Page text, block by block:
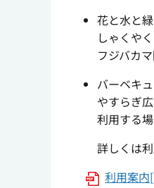
花と水と
しゃくや
フジバカ
バーベキ
やすらぎ
利用する
詳しくは利
利用案内